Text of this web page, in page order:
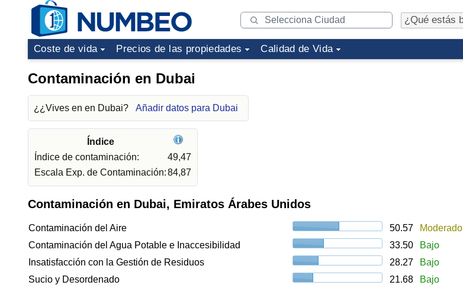
Coste de vida Precios de las propiedades Calidad de Vida
Contaminación en Dubai
¿¿Vives en en Dubai? Añadir datos para Dubai
Índice
Índice de contaminación:
49,47
Escala Exp. de Contaminación:84,87
Contaminación en Dubai, Emiratos Árabes Unidos
Contaminación del Aire 50.57
Moderado
Contaminación del Agua Potable e Inaccesibilidad
33.50
Bajo
Insatisfacción con la Gestión de Residuos
28.27
Bajo
Sucio y Desordenado
21.68
Bajo